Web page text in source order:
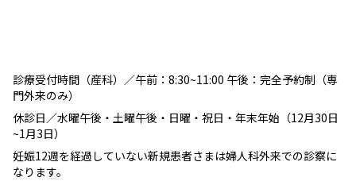
診療受付時間（産科）／午前：8:30~11:00 午後：完全予約制（専
門外来のみ）
休診日／水曜午後・土曜午後・日曜・祝日・年末年始（12月30日
~1月3日）
妊娠12週を経過していない新規患者さまは婦人科外来での診察に
なります。